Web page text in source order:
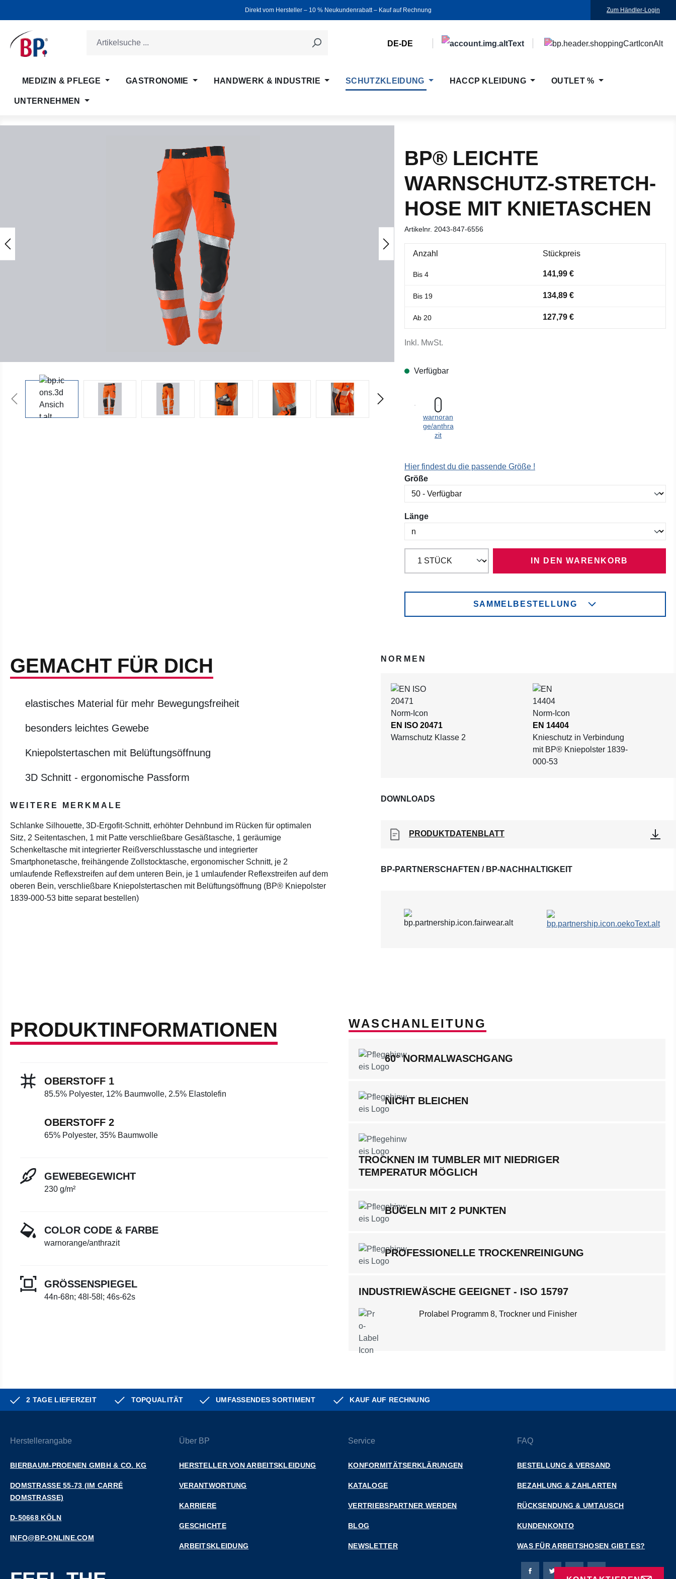
Direkt vom Hersteller ‒ 10 % Neukundenrabatt ‒ Kauf auf Rechnung Zum Händler-Login
DE-DE
MEDIZIN & PFLEGE GASTRONOMIE HANDWERK & INDUSTRIE SCHUTZKLEIDUNG HACCP KLEIDUNG OUTLET %
UNTERNEHMEN
BP® LEICHTE
WARNSCHUTZ-STRETCH-
HOSE MIT KNIETASCHEN
Artikelnr. 2043-847-6556
Anzahl Stückpreis
Bis 4 141,99 €
Bis 19 134,89 €
Ab 20 127,79 €
Inkl. MwSt.
Verfügbar
warnoran
ge/anthra
zit
Hier findest du die passende Größe !
Größeauswählen
Längeauswählen
IN DEN WARENKORB
SAMMELBESTELLUNG
GEMACHT FÜR DICH
elastisches Material für mehr Bewegungsfreiheit
besonders leichtes Gewebe
Kniepolstertaschen mit Belüftungsöffnung
3D Schnitt - ergonomische Passform
WEITERE MERKMALE
Schlanke Silhouette, 3D-Ergofit-Schnitt, erhöhter Dehnbund im Rücken für optimalen
Sitz, 2 Seitentaschen, 1 mit Patte verschließbare Gesäßtasche, 1 geräumige
Schenkeltasche mit integrierter Reißverschlusstasche und integrierter
Smartphonetasche, freihängende Zollstocktasche, ergonomischer Schnitt, je 2
umlaufende Reflexstreifen auf dem unteren Bein, je 1 umlaufender Reflexstreifen auf dem
oberen Bein, verschließbare Kniepolstertaschen mit Belüftungsöffnung (BP® Kniepolster
1839-000-53 bitte separat bestellen)
NORMEN
EN ISO 20471
Warnschutz Klasse 2
EN 14404
Knieschutz in Verbindung
mit BP® Kniepolster 1839-
000-53
DOWNLOADS
PRODUKTDATENBLATT
BP-PARTNERSCHAFTEN / BP-NACHHALTIGKEIT
PRODUKTINFORMATIONEN
OBERSTOFF 1
85.5% Polyester, 12% Baumwolle, 2.5% Elastolefin
OBERSTOFF 2
65% Polyester, 35% Baumwolle
GEWEBEGEWICHT
230 g/m²
COLOR CODE & FARBE
warnorange/anthrazit
GRÖSSENSPIEGEL
44n-68n; 48l-58l; 46s-62s
WASCHANLEITUNG
60° NORMALWASCHGANG
NICHT BLEICHEN
TROCKNEN IM TUMBLER MIT NIEDRIGER
TEMPERATUR MÖGLICH
BÜGELN MIT 2 PUNKTEN
PROFESSIONELLE TROCKENREINIGUNG
INDUSTRIEWÄSCHE GEEIGNET - ISO 15797
Prolabel Programm 8, Trockner und Finisher
2 TAGE LIEFERZEIT TOPQUALITÄT UMFASSENDES SORTIMENT KAUF AUF RECHNUNG
Herstellerangabe
BIERBAUM-PROENEN GMBH & CO. KG
DOMSTRASSE 55-73 (IM CARRÉ D
OMSTRASSE)
D-50668 KÖLN
INFO@BP-ONLINE.COM
Über BP
HERSTELLER VON ARBEITSKLEIDUNG
VERANTWORTUNG
KARRIERE
GESCHICHTE
ARBEITSKLEIDUNG
Service
KONFORMITÄTSERKLÄRUNGEN
KATALOGE
VERTRIEBSPARTNER WERDEN
BLOG
NEWSLETTER
FAQ
BESTELLUNG & VERSAND
BEZAHLUNG & ZAHLARTEN
RÜCKSENDUNG & UMTAUSCH
KUNDENKONTO
WAS FÜR ARBEITSHOSEN GIBT ES?
Bierbaum-Proenen Facebook-Seite
Bierbaum-Proenen Twitter Seite
Bierbaum-Proenen LinkedIn
Bierbaum-Proenen